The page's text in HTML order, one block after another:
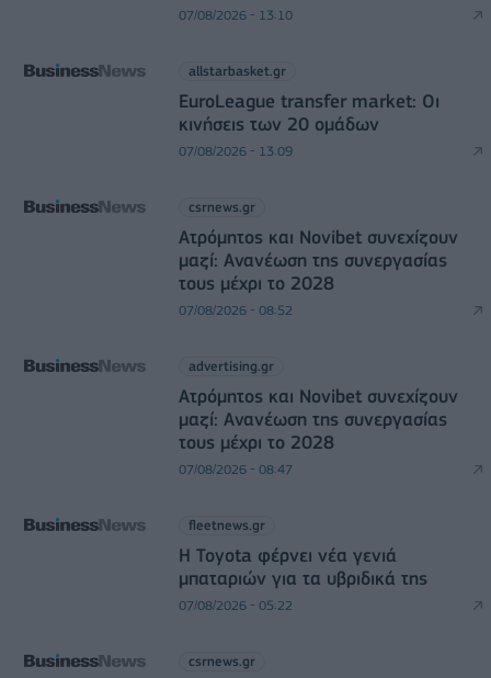
07/08/2026 - 13:10
allstarbasket.gr
EuroLeague transfer market: Οι
κινήσεις των 20 ομάδων
07/08/2026 - 13:09
csrnews.gr
Ατρόμητος και Novibet συνεχίζουν
μαζί: Ανανέωση της συνεργασίας
τους μέχρι το 2028
07/08/2026 - 08:52
advertising.gr
Ατρόμητος και Novibet συνεχίζουν
μαζί: Ανανέωση της συνεργασίας
τους μέχρι το 2028
07/08/2026 - 08:47
fleetnews.gr
Η Toyota φέρνει νέα γενιά
μπαταριών για τα υβριδικά της
07/08/2026 - 05:22
csrnews.gr